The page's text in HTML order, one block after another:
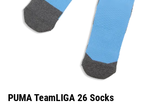
PUMA TeamLIGA 26 Socks